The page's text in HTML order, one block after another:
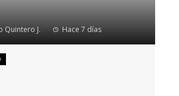
Quintero J. Hace 7 días